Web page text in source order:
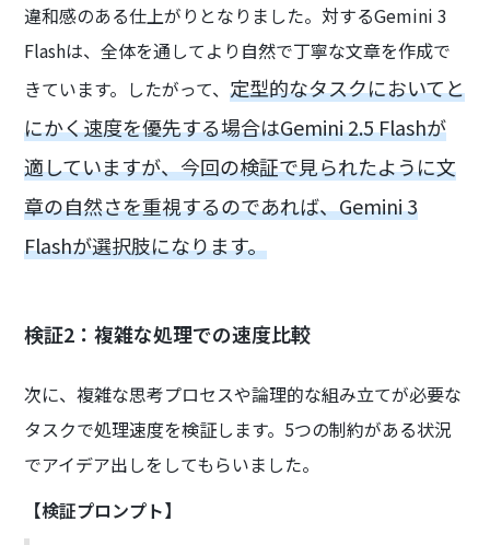
違和感のある仕上がりとなりました。対するGemini 3
Flashは、全体を通してより自然で丁寧な文章を作成で
きています。したがって、定型的なタスクにおいてと
にかく速度を優先する場合はGemini 2.5 Flashが
適していますが、今回の検証で見られたように文
章の自然さを重視するのであれば、Gemini 3
Flashが選択肢になります。
検証2：複雑な処理での速度比較
次に、複雑な思考プロセスや論理的な組み立てが必要な
タスクで処理速度を検証します。5つの制約がある状況
でアイデア出しをしてもらいました。
【検証プロンプト】